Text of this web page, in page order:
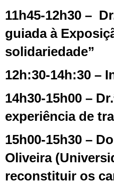
11h45-12h30 –
guiada à
solidariedade”
12h:30-14h:30 –
14h30-15h00 –
experiência de
15h00-15h30 –
Oliveira
reconstituir os